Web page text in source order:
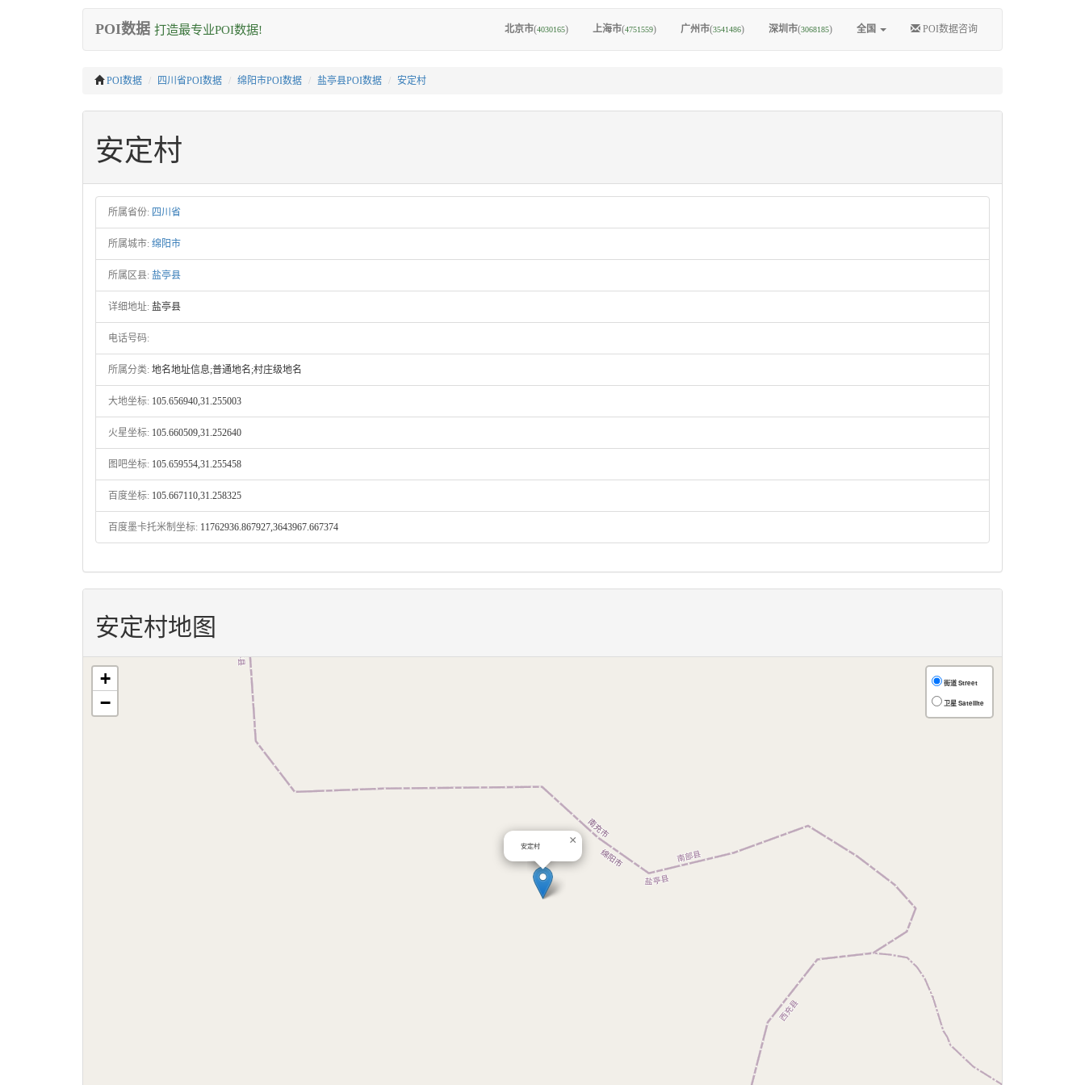
POI数据 打造最专业POI数据! 北京市(4030165) 上海市(4751559) 广州市(3541486) 深圳市(3068185) 全国 POI数据咨询
POI数据 四川省POI数据 绵阳市POI数据 盐亭县POI数据 安定村
安定村
所属省份: 四川省
所属城市: 绵阳市
所属区县: 盐亭县
详细地址: 盐亭县
电话号码:
所属分类: 地名地址信息;普通地名;村庄级地名
大地坐标: 105.656940,31.255003
火星坐标: 105.660509,31.252640
图吧坐标: 105.659554,31.255458
百度坐标: 105.667110,31.258325
百度墨卡托米制坐标: 11762936.867927,3643967.667374
安定村地图
安定村 ×
+
−
街道 Street
卫星 Satellite